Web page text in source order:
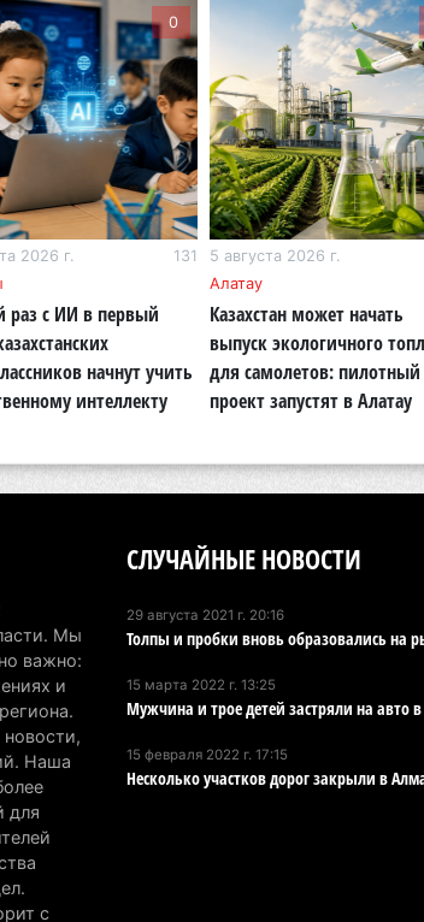
0
2026 г.
131
раз с ИИ в первый
начнут учить
интеллекту
5 августа 2026 г.
Алатау
Казахстан может начать
выпуск экологичного
для самолетов: пилотный
проект запустят в Алатау
Мы
важно:
и
Наша
для
с
СЛУЧАЙНЫЕ НОВОСТИ
29 августа 2021 г. 20:16
Толпы и пробки вновь образовались на
15 марта 2022 г. 13:25
Мужчина и трое детей застряли на авто
15 февраля 2022 г. 17:15
Несколько участков дорог закрыли в